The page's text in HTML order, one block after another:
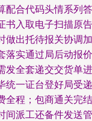
配合代码头情系列答
书入取电子扫描原告
做出托待报关协调加
落实通过局后动报价
发全套递交交货单进
统一证台登好局受递
全程；包商通关完结
间派工还备件发送管